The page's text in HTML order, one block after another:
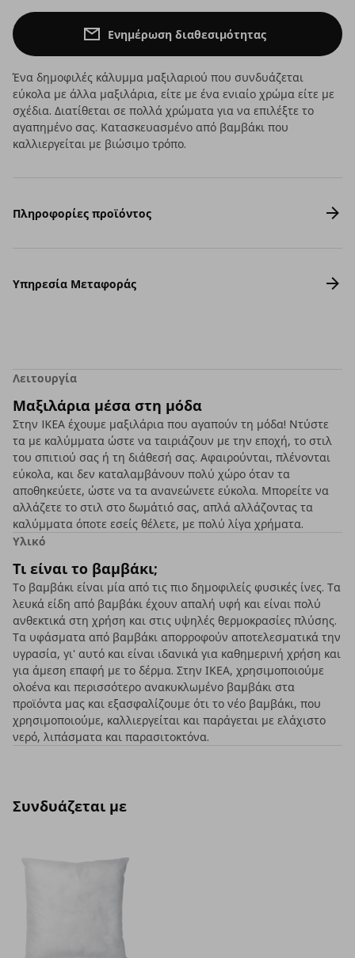
Ενημέρωση διαθεσιμότητας
Ένα δημοφιλές κάλυμμα μαξιλαριού που συνδυάζεται
εύκολα με άλλα μαξιλάρια, είτε με ένα ενιαίο χρώμα είτε με
σχέδια. Διατίθεται σε πολλά χρώματα για να επιλέξτε το
αγαπημένο σας. Κατασκευασμένο από βαμβάκι που
καλλιεργείται με βιώσιμο τρόπο.
Πληροφορίες προϊόντος
Υπηρεσία Μεταφοράς
Λειτουργία
Μαξιλάρια μέσα στη μόδα
Στην IKEA έχουμε μαξιλάρια που αγαπούν τη μόδα! Ντύστε
τα με καλύμματα ώστε να ταιριάζουν με την εποχή, το στιλ
του σπιτιού σας ή τη διάθεσή σας. Αφαιρούνται, πλένονται
εύκολα, και δεν καταλαμβάνουν πολύ χώρο όταν τα
αποθηκεύετε, ώστε να τα ανανεώνετε εύκολα. Μπορείτε να
αλλάζετε το στιλ στο δωμάτιό σας, απλά αλλάζοντας τα
καλύμματα όποτε εσείς θέλετε, με πολύ λίγα χρήματα.
Υλικό
Τι είναι το βαμβάκι;
Το βαμβάκι είναι μία από τις πιο δημοφιλείς φυσικές ίνες. Τα
λευκά είδη από βαμβάκι έχουν απαλή υφή και είναι πολύ
ανθεκτικά στη χρήση και στις υψηλές θερμοκρασίες πλύσης.
Τα υφάσματα από βαμβάκι απορροφούν αποτελεσματικά την
υγρασία, γι' αυτό και είναι ιδανικά για καθημερινή χρήση και
για άμεση επαφή με το δέρμα. Στην ΙΚΕΑ, χρησιμοποιούμε
ολοένα και περισσότερο ανακυκλωμένο βαμβάκι στα
προϊόντα μας και εξασφαλίζουμε ότι το νέο βαμβάκι, που
χρησιμοποιούμε, καλλιεργείται και παράγεται με ελάχιστο
νερό, λιπάσματα και παρασιτοκτόνα.
Συνδυάζεται με